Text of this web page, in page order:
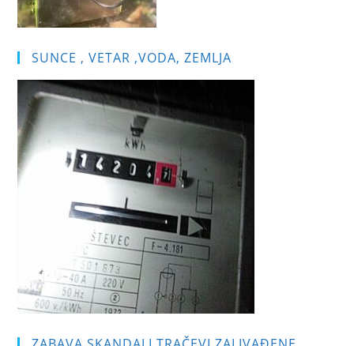
SUNCE , VETAR ,VODA, ZEMLJA